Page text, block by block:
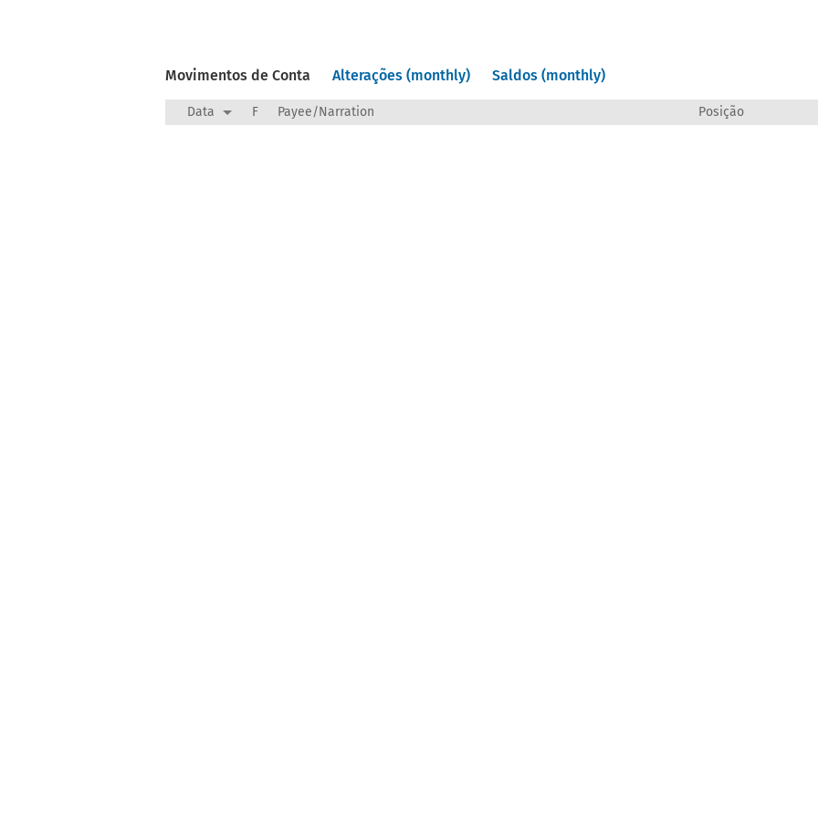
Movimentos de Conta Alterações (monthly) Saldos (monthly)
Data F Payee/Narration Posição